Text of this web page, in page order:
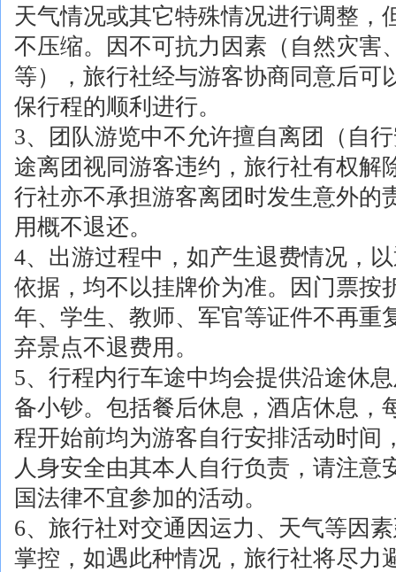
天气情况或其它特殊情况进行调整，
不压缩。因不可抗力因素（自然灾害
等），旅行社经与游客协商同意后可
保行程的顺利进行。
3、团队游览中不允许擅自离团（自
途离团视同游客违约，旅行社有权解
行社亦不承担游客离团时发生意外的
用概不退还。
4、出游过程中，如产生退费情况，
依据，均不以挂牌价为准。因门票按
年、学生、教师、军官等证件不再重
弃景点不退费用。
5、行程内行车途中均会提供沿途休
备小钞。包括餐后休息，酒店休息，
程开始前均为游客自行安排活动时间
人身安全由其本人自行负责，请注意
国法律不宜参加的活动。
6、旅行社对交通因运力、天气等因
掌控，如遇此种情况，旅行社将尽力